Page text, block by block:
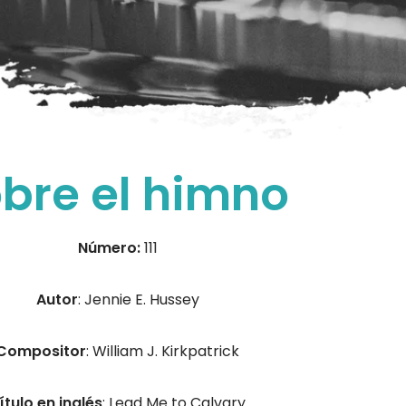
el himno
Número:111
Autor: Jennie E. Hussey
: William J. Kirkpatrick